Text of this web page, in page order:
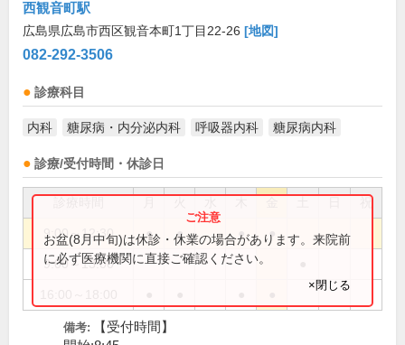
西観音町駅
広島県広島市西区観音本町1丁目22-26 [地図]
082-292-3506
診療科目
内科 糖尿病・内分泌内科 呼吸器内科 糖尿病内科
診療/受付時間・休診日
祝
9:00～12:30 ● ● ● ●
9:00～13:00
お盆(8月中旬)は休診・休業の場合があります。来院前
に必ず医療機関に直接ご確認ください。
×閉じる
備考:
【受付時間】